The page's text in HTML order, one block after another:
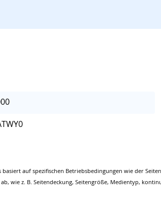
auf spezifischen Betriebsbedingungen wie der
wie z. B. Seitendeckung, Seitengröße, Medientyp,